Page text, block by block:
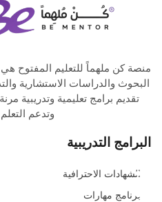
منصة كن ملهماً للتعليم المفتوح
البحوث والدراسات الاستشارية
تقديم برامج تعليمية وتدريبية
وتدعم
البرامج التدريبية
الشهادات الاحترافية
برنامج مهارات